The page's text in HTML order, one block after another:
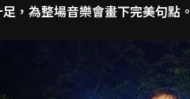
，為整場音樂會畫下完美句點。